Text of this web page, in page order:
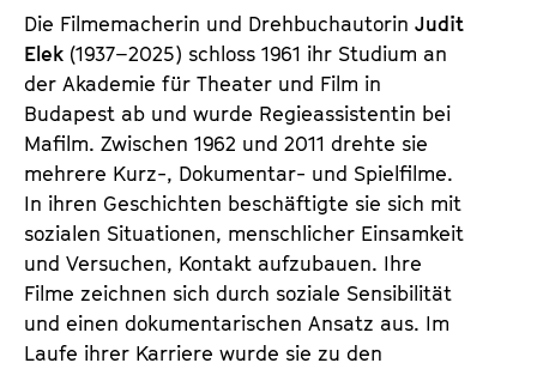
Die Filmemacherin und Drehbuchautorin Judit
Elek (1937–2025) schloss 1961 ihr Studium an
der Akademie für Theater und Film in
Budapest ab und wurde Regieassistentin bei
Mafilm. Zwischen 1962 und 2011 drehte sie
mehrere Kurz-, Dokumentar- und Spielfilme.
In ihren Geschichten beschäftigte sie sich mit
sozialen Situationen, menschlicher Einsamkeit
und Versuchen, Kontakt aufzubauen. Ihre
Filme zeichnen sich durch soziale Sensibilität
und einen dokumentarischen Ansatz aus. Im
Laufe ihrer Karriere wurde sie zu den